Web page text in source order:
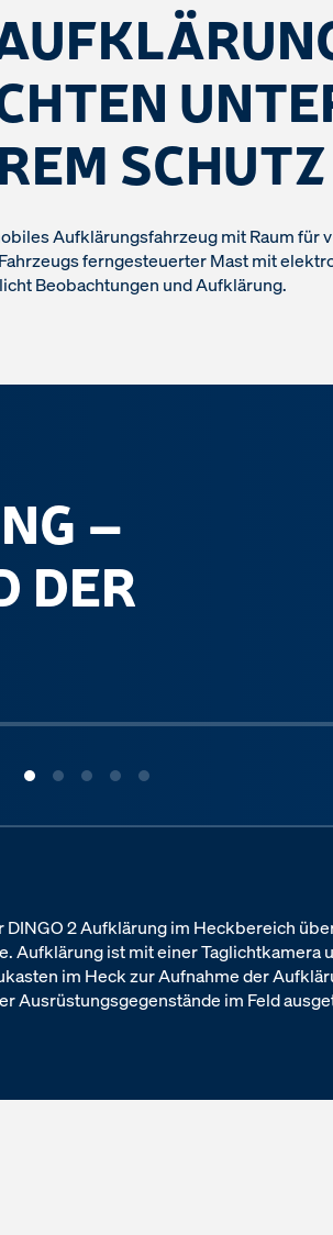
SCHUTZ
Aufklärungsfahrzeug mit Raum für
ferngesteuerter Mast mit
Beobachtungen und Aufklärung.
–
DER
2 Aufklärung im Heckbereich
Aufklärung ist mit einer Taglichtkamera
im Heck zur Aufnahme der
Ausrüstungsgegenstände im Feld